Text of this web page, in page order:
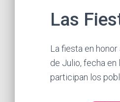
Las
La fiesta en honor
de Julio, fecha
participan los